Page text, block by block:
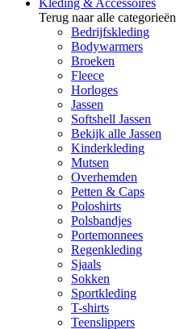
Kleding & Accessoires
Terug naar alle categorieën
Bedrijfskleding
Bodywarmers
Broeken
Fleece
Horloges
Jassen
Softshell Jassen
Bekijk alle Jassen
Kinderkleding
Mutsen
Overhemden
Petten & Caps
Poloshirts
Polsbandjes
Portemonnees
Regenkleding
Sjaals
Sokken
Sportkleding
T-shirts
Teenslippers